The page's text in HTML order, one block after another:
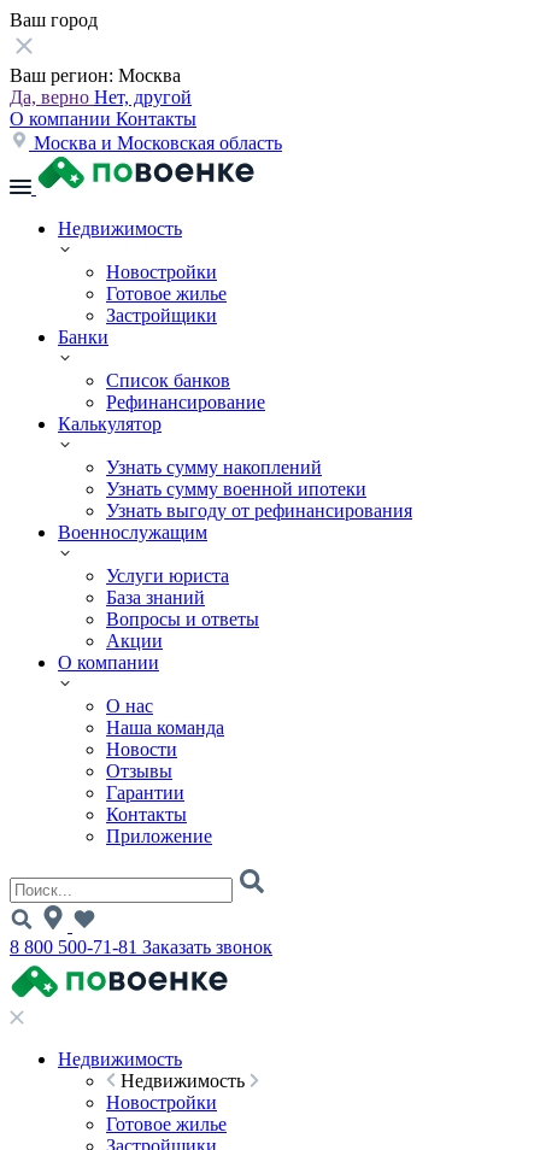
Ваш город
Ваш регион: Москва
Да, верно Нет, другой
О компании Контакты
Москва и Московская область
Недвижимость
Новостройки
Готовое жилье
Застройщики
Банки
Список банков
Рефинансирование
Калькулятор
Узнать сумму накоплений
Узнать сумму военной ипотеки
Узнать выгоду от рефинансирования
Военнослужащим
Услуги юриста
База знаний
Вопросы и ответы
Акции
О компании
О нас
Наша команда
Новости
Отзывы
Гарантии
Контакты
Приложение
8 800 500-71-81 Заказать звонок
Недвижимость
Недвижимость
Новостройки
Готовое жилье
Застройщики